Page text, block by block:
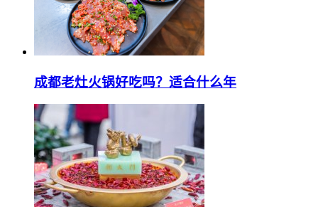
成都老灶火锅好吃吗？适合什么年